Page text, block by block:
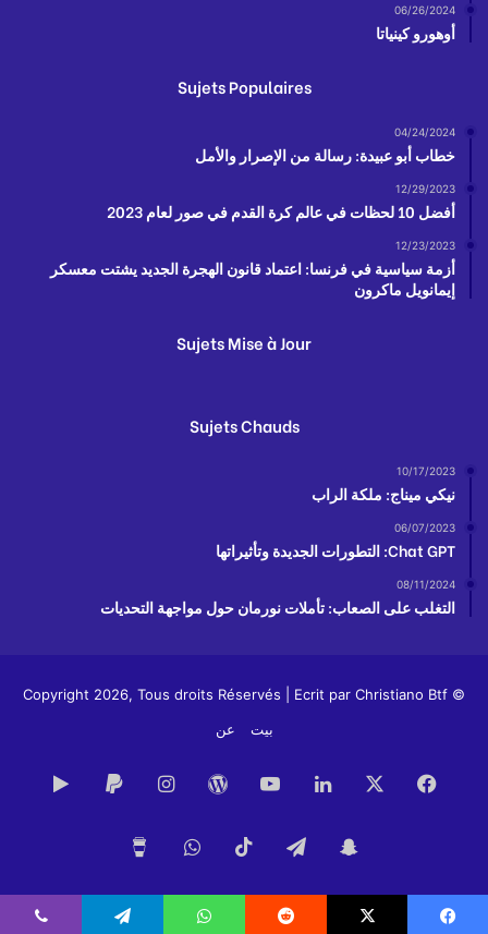
06/26/2024
أوهورو كينياتا
Sujets Populaires
04/24/2024
خطاب أبو عبيدة: رسالة من الإصرار والأمل
12/29/2023
أفضل 10 لحظات في عالم كرة القدم في صور لعام 2023
12/23/2023
أزمة سياسية في فرنسا: اعتماد قانون الهجرة الجديد يشتت معسكر
إيمانويل ماكرون
Sujets Mise à Jour
Sujets Chauds
10/17/2023
نيكي ميناج: ملكة الراب
06/07/2023
Chat GPT: التطورات الجديدة وتأثيراتها
08/11/2024
التغلب على الصعاب: تأملات نورمان حول مواجهة التحديات
© Copyright 2026, Tous droits Réservés | Ecrit par
Christiano Btf
بيت
عن
فيسبوك لينكدإن يوتيوب ووردبريسانستقرام
سناب
تشات
تيلقرام ‫TikTok واتساب
Me